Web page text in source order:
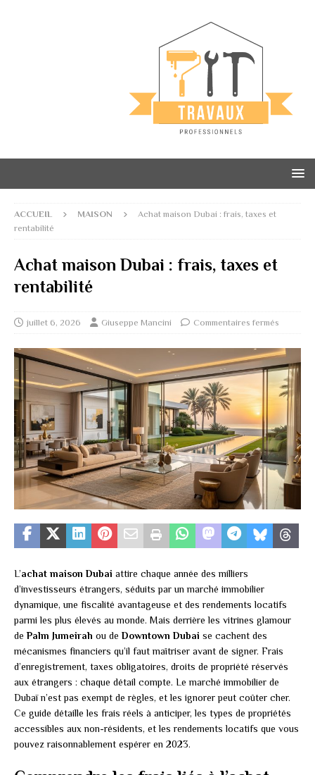
ACCUEIL MAISON
Achat maison Dubai : frais, taxes et
rentabilité
Achat maison Dubai : frais, taxes et
rentabilité
juillet 6, 2026 Giuseppe Mancini Commentaires fermés
L’achat maison Dubai attire chaque année des milliers
d’investisseurs étrangers, séduits par un marché immobilier
dynamique, une fiscalité avantageuse et des rendements locatifs
parmi les plus élevés au monde. Mais derrière les vitrines glamour
dePalm Jumeirah ou de Downtown Dubai se cachent des
mécanismes financiers qu’il faut maîtriser avant de signer. Frais
d’enregistrement, taxes obligatoires, droits de propriété réservés
aux étrangers : chaque détail compte. Le marché immobilier de
Dubaï n’est pas exempt de règles, et les ignorer peut coûter cher.
Ce guide détaille les frais réels à anticiper, les types de propriétés
accessibles aux non-résidents, et les rendements locatifs que vous
pouvez raisonnablement espérer en 2023.